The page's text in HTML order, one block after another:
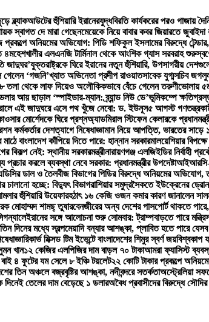
ব্ল্যাকআউটের হুঁশিয়ারি ইরানেরযুদ্ধবিরতি কার্যকরের পরও গাজায়
স্বাগত দে মারা গেছেনমেয়েকে নিয়ে বাবার কবর জিয়ারতে জুবাইদা
অনিয়মের অভিযোগ: পিডি শফিকুল ইসলামের বিরুদ্ধে
৪মহেশখালীর এলএনজি টার্মিনাল থেকে আংশিক গ্যাস সরবরাহ শুরু
জাদুঘর’যুক্তরাষ্ট্রকে ঘিরে ইরানের নতুন হুঁশিয়ারি, উপসাগরীয়
গেলেন ‘গজনি’খ্যাত অভিনেতা প্রদীপ রাওয়াতসাবেক যুগ্মসচিব
তলা থেকে লাফ দিয়েও অলৌকিকভাবে বেঁচে গেলেন তরুণীভোলায়
আয় ছাড়াল ‘স্পাইডার-ম্যান: ব্র্যান্ড নিউ ডে’ভূমিকম্পে
এই জাদুঘরে এসে পথ খুঁজে নেবো: ড. ইউনূস৫ আগস্ট
মোর্শেদকে ঘিরে প্রশ্নঅ্যাডমিরাল স্টিফেন কেলারকে
কর্মকর্তার দেশত্যাগে নিষেধাজ্ঞামান নিয়ে আপত্তি, ভারতের সাড়ে
মাঠে বাংলাদেশ কাঁপিয়ে দিতে পারে: হান্নান সরকারমালয়েশিয়ার
বিকল্প নেই: স্থানীয় সরকারমন্ত্রীনারায়ণগঞ্জ এলজিইডির নির্বাহী
প্রচার করলে ব্যবস্থা নেবে সরকার: প্রধানমন্ত্রীর উপদেষ্টাআইআরসি-
ডাল ও তৈলবীজ বিভাগের পিডির বিরুদ্ধে অনিয়মের অভিযোগ,
চালানো হচ্ছে: বিদ্যুৎ বিভাগরাশিয়ার সমুদ্রসৈকতে ইউক্রেনের
হুঁশিয়ারি উয়েফারহঠাৎ ১৬ কেজি ওজন কমার কারণ জানালেন
মোহাম্মদ শামছ্ তুষারবেনজীরের অন্য দেশের পাসপোর্ট থাকতে পারে,
ইরানের সঙ্গে আলোচনা শুরু সোমবার: ট্রাম্পবাড়তে পারে
তিন দিনের মধ্যে স্বল্পমেয়াদি বন্যার আশঙ্কা, প্লাবিত হতে পারে
রিকার্ভ মিক্সড টিম ইভেন্টে বাংলাদেশের শিমুর স্বর্ণ জয়বিশ্বকাপ
খান১২ কেজির এলপিজির দাম বাড়ল ৭০ টাকাআমরা ফ্যাসিস্ট
৪ ফুটের যম সেলে ৮ ইঞ্চি টয়লেট২২ কোটি টাকার প্রকল্পে
তিন অঞ্চলে বজ্রবৃষ্টির আশঙ্কা, নদীবন্দরে সতর্কতাঅস্ট্রেলিয়া
দিনেই তেলের দাম বেড়েছে ১ ডলারঅবৈধ প্রবাসীদের বিরুদ্ধে